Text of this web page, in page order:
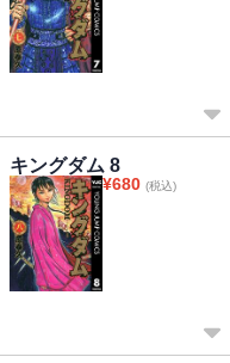
キングダム 8
¥680 (税込)